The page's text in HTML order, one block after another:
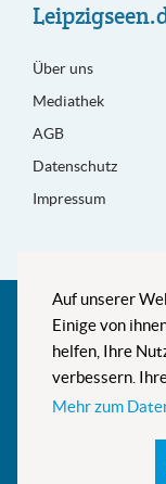
Auf unserer
Einige von
helfen, Ihre
verbessern.
Mehr zum
Über uns
Mediathek
AGB
Datenschutz
Impressum
Besser